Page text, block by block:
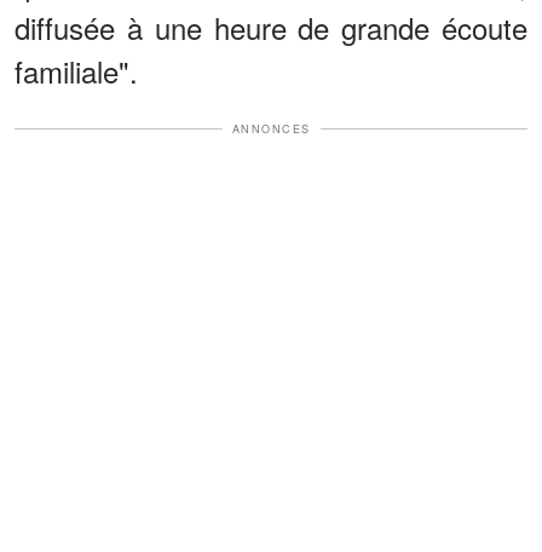
diffusée à une heure de grande écoute
familiale".
ANNONCES